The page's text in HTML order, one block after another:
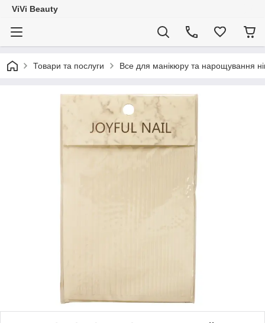
ViVi Beauty
Товари та послуги Все для манікюру та нарощування